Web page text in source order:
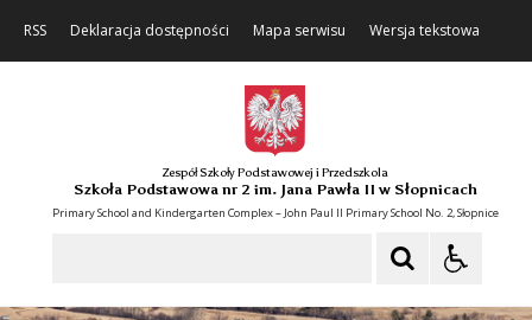
RSS Deklaracja dostępności Mapa serwisu Wersja tekstowa
Zespół Szkoły Podstawowej i Przedszkola
Szkoła Podstawowa nr 2 im. Jana Pawła II w Słopnicach
Primary School and Kindergarten Complex – John Paul II Primary School No. 2, Słopnice